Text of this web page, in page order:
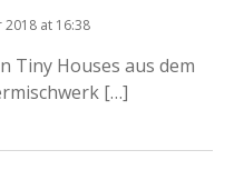
2018 at 16:38
Tiny Houses aus dem
[…]